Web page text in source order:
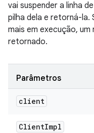
vai suspender a linha
pilha dela e retorná-la.
mais em execução,
retornado.
Parâmetros
client
ClientImpl